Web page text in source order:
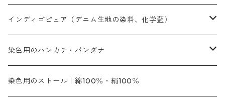
青色系
紫色系
緑色系
橙色系
緑色系
茶色｜20g入りのみ公開
捺染に必要な材料
捺染糊
黄色系
エロ―M3G｜定番の色合い
エロー ＭＧＲ｜明るい緑みの黄色
オレンジ系
オレンヂMG｜黄みの橙色
赤色系
代用朱黄色口
ファストエロ―10GN（鮮やかな黄色）
ファストエロ―5GN（黄色）
青色系
NSBAブルー
群青
白色｜胡粉
黒色｜在庫処分特価
人気のおすすめ植物染料
インド茜・西洋茜の個別販売
濃染処理剤｜ソルバックスPS－900
媒染剤
アルミ媒染剤
ソーダ灰｜アルカリ性のPH調整剤
人気のおすすめ竹・藤を染める染料
塩基性染料（混色可能）
ビスマークブロンB｜赤茶色
オリジナル染料｜スス竹色｜ミキセットファストブロンGR
インディゴピュア（デニム生地の染料、化学藍）
初心者向けお試しセット販売
インディゴピュア
染色用のハンカチ・バンダナ
45cm×45cm（ハンカチ）｜端の始末も綿糸｜タグなし
染色用のストール｜綿100％・絹100％